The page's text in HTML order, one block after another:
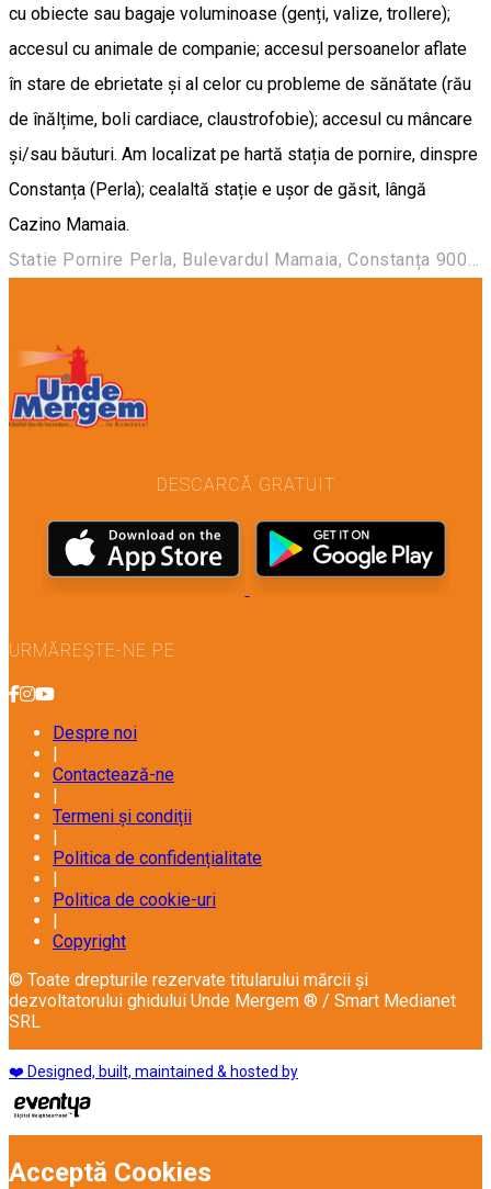
cu obiecte sau bagaje voluminoase (genți, valize, trollere);
accesul cu animale de companie; accesul persoanelor aflate
în stare de ebrietate și al celor cu probleme de sănătate (rău
de înălțime, boli cardiace, claustrofobie); accesul cu mâncare
și/sau băuturi. Am localizat pe hartă stația de pornire, dinspre
Constanța (Perla); cealaltă stație e ușor de găsit, lângă
Cazino Mamaia.
Statie Pornire Perla, Bulevardul Mamaia, Constanța 900001, România
DESCARCĂ GRATUIT
URMĂREȘTE-NE PE
Despre noi
|
Contactează-ne
|
Termeni și condiții
|
Politica de confidențialitate
|
Politica de cookie-uri
|
Copyright
© Toate drepturile rezervate titularului mărcii și
dezvoltatorului ghidului Unde Mergem ® / Smart Medianet
SRL
❤️ Designed, built, maintained & hosted by
Acceptă Cookies